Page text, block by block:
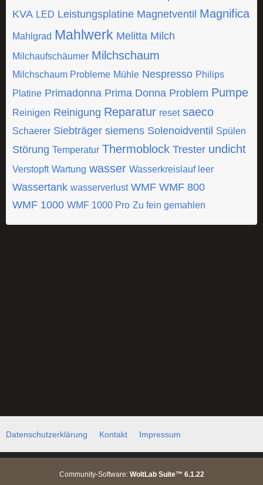
KVA LED Leistungsplatine Magnetventil Magnifica
Mahlgrad Mahlwerk Melitta Milch
Milchaufschäumer Milchschaum
Milchschaum Probleme Mühle Nespresso Philips
Platine Primadonna Prima Donna Problem Pumpe
Reinigen Reinigung Reparatur reset saeco
Schaerer Siebträger siemens Solenoidventil Spülen
Störung Temperatur Thermoblock Trester undicht
Verstopft Wartung wasser Wasserkreislauf leer
Wassertank wasserverlust WMF WMF 800
WMF 1000 WMF 1000 Pro Zu fein gemahlen
Datenschutzerklärung Kontakt Impressum
Community-Software: WoltLab Suite™ 6.1.22